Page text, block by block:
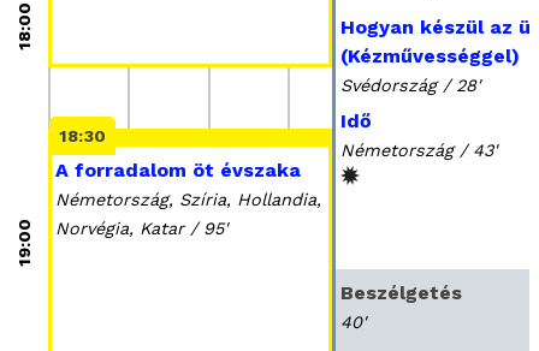
18:00
19:00
18:30
A forradalom öt évszaka
Németország, Szíria, Hollandia,
Norvégia, Katar / 95'
Hogyan készül az
(Kézművességgel)
Svédország / 28'
Idő
Németország / 43'
Beszélgetés
40'